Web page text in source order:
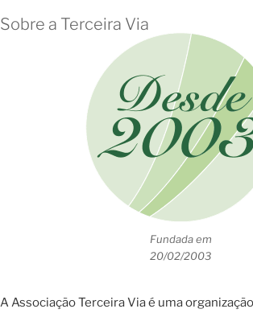
Sobre a Terceira Via
Fundada em
20/02/2003
A Associação Terceira Via é uma